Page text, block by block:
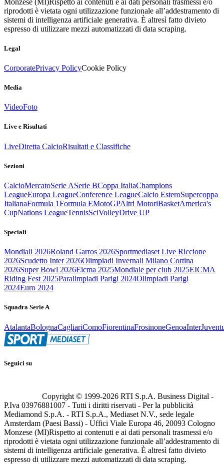
riprodotti è vietata ogni utilizzazione funzionale all’addestramento di
sistemi di intelligenza artificiale generativa. È altresì fatto divieto
espresso di utilizzare mezzi automatizzati di data scraping.
Legal
CorporatePrivacy PolicyCookie Policy
Media
VideoFoto
Live e Risultati
LiveDiretta CalcioRisultati e Classifiche
Sezioni
CalcioMercatoSerie ASerie BCoppa ItaliaChampions
LeagueEuropa LeagueConference LeagueCalcio EsteroSupercoppa
ItalianaFormula 1Formula EMotoGPAltri MotoriBasketAmerica's
CupNations LeagueTennisSciVolleyDrive UP
Speciali
Mondiali 2026Roland Garros 2026Sportmediaset Live Riccione
2026Scudetto Inter 2026Olimpiadi Invernali Milano Cortina
2026Super Bowl 2026Eicma 2025Mondiale per club 2025EICMA
Riding Fest 2025Paralimpiadi Parigi 2024Olimpiadi Parigi
2024Euro 2024
Squadra Serie A
AtalantaBolognaCagliariComoFiorentinaFrosinoneGenoaInter
Seguici su
Copyright © 1999-2026 RTI S.p.A. Business Digital -
P.Iva 03976881007 - Tutti i diritti riservati - Per la pubblicità
Mediamond S.p.A. - RTI S.p.A., Mediaset N.V., sede legale
Amsterdam (Paesi Bassi) - Uffici Viale Europa 46, 20093 Cologno
Monzese (MI)Rispetto ai contenuti e ai dati personali trasmessi e/o
riprodotti è vietata ogni utilizzazione funzionale all’addestramento di
sistemi di intelligenza artificiale generativa. È altresì fatto divieto
espresso di utilizzare mezzi automatizzati di data scraping.